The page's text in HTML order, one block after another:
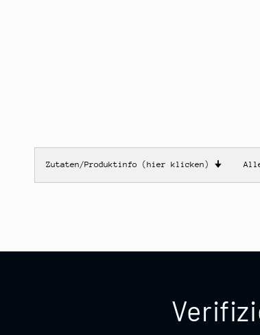
Zutaten/Produktinfo (hier klicken) 🠋